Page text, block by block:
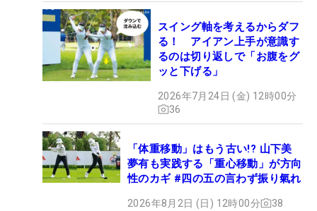
スイング軸を考えるからダフ
る！ アイアン上手が意識す
るのは切り返しで「お腹をグ
ッと下げる」
2026年7月24日 (金) 12時00分
36
「体重移動」はもう古い!? 山下美
夢有も実践する「重心移動」が方向
性のカギ #四の五の言わず振り氣れ
2026年8月2日 (日) 12時00分 38